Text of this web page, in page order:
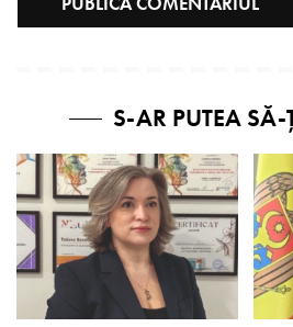
S-AR PUTEA SĂ-